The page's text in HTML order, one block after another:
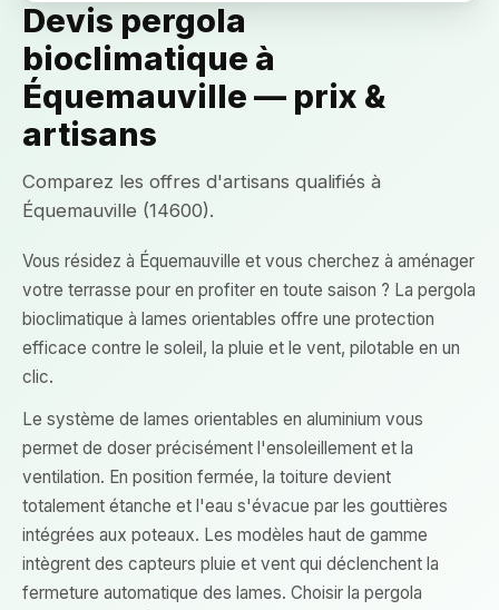
Devis pergola
bioclimatique à
Équemauville — prix &
artisans
Comparez les offres d'artisans qualifiés à
Équemauville (14600).
Vous résidez à Équemauville et vous cherchez à aménager
votre terrasse pour en profiter en toute saison ? La pergola
bioclimatique à lames orientables offre une protection
efficace contre le soleil, la pluie et le vent, pilotable en un
clic.
Le système de lames orientables en aluminium vous
permet de doser précisément l'ensoleillement et la
ventilation. En position fermée, la toiture devient
totalement étanche et l'eau s'évacue par les gouttières
intégrées aux poteaux. Les modèles haut de gamme
intègrent des capteurs pluie et vent qui déclenchent la
fermeture automatique des lames. Choisir la pergola